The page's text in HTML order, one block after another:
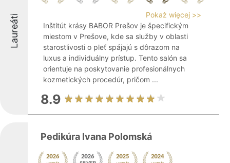
Laureáti
Pokaż więcej >>
Inštitút krásy BABOR Prešov je špecifickým
miestom v Prešove, kde sa služby v oblasti
starostlivosti o pleť spájajú s dôrazom na
luxus a individuálny prístup. Tento salón sa
orientuje na poskytovanie profesionálnych
kozmetických procedúr, pričom ...
8.9
Pedikúra Ivana Polomská